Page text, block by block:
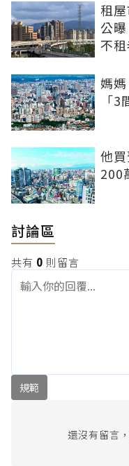
租
公
不
媽
「
他
200
討論區
共有 0 則留言
規範
還沒有留言